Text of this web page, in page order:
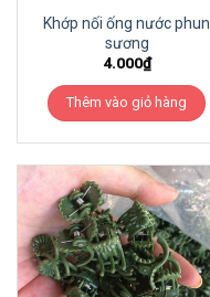
Khớp nối ống nước phun
sương
4.000₫
Thêm vào giỏ hàng